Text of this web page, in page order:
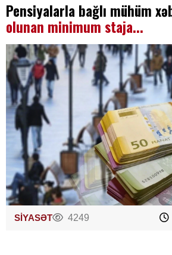
Pensiyalarla bağlı mühüm
olunan minimum staja...
SİYASƏT 4249